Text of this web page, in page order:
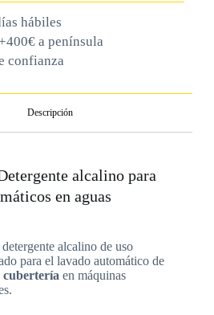
hábiles
a península
confianza
Descripción
alcalino para
en aguas
alcalino de uso
para el lavado automático de
en máquinas